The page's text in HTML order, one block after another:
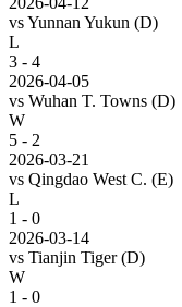
vsYunnan Yukun (D)
L
3 - 4
2026-04-05
vs Wuhan T. Towns (D)
W
5 - 2
2026-03-21
vs Qingdao West C. (E)
L
1 - 0
2026-03-14
vs Tianjin Tiger (D)
W
1 - 0